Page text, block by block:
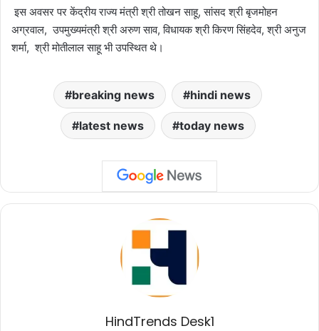
इस अवसर पर केंद्रीय राज्य मंत्री श्री तोखन साहू, सांसद श्री बृजमोहन
अग्रवाल, उपमुख्यमंत्री श्री अरुण साव, विधायक श्री किरण सिंहदेव, श्री अनुज
शर्मा, श्री मोतीलाल साहू भी उपस्थित थे।
breaking news hindi news
latest news today news
HindTrends Desk1